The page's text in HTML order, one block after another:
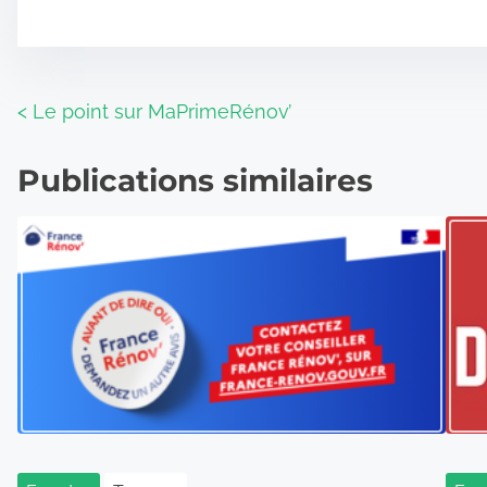
N
a
i
i
< Le point sur MaPrimeRénov’
Publications similaires